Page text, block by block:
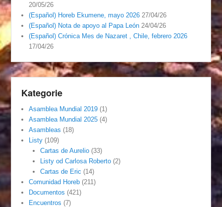
20/05/26
(Español) Horeb Ekumene, mayo 2026 27/04/26
(Español) Nota de apoyo al Papa León 24/04/26
(Español) Crónica Mes de Nazaret , Chile, febrero 2026
17/04/26
Kategorie
Asamblea Mundial 2019 (1)
Asamblea Mundial 2025 (4)
Asambleas (18)
Listy (109)
Cartas de Aurelio(33)
Listy od Carlosa Roberto(2)
Cartas de Eric (14)
Comunidad Horeb (211)
Documentos (421)
Encuentros (7)